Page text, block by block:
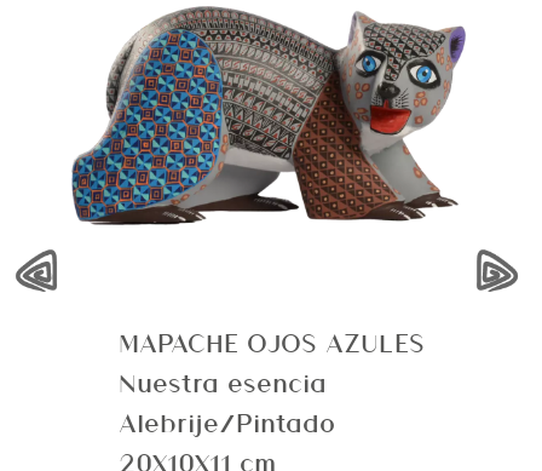
MAPACHE OJOS AZULES
Nuestra esencia
Alebrije/Pintado
20X10X11 cm